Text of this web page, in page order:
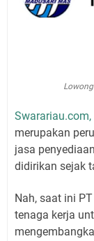
Swarariau.com,
merupakan
jasa
didirikan sejak
Nah, saat ini
tenaga kerja